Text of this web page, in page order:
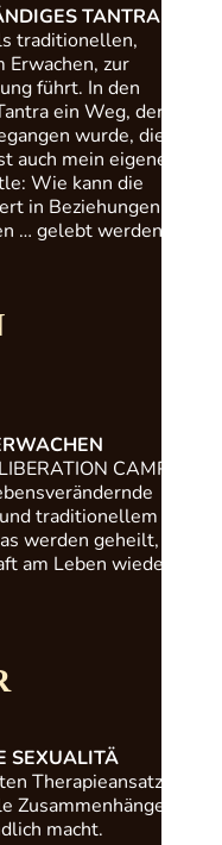
TANTRA
traditionellen,
zur
führt. In den
ein Weg, der
wurde, die
auch mein eigener
Wie kann die
in Beziehungen,
… gelebt werden.
CAMP
traditionellem
werden geheilt,
am Leben wieder
SEXUALITÄ
Therapieansatz
Zusammenhänge
macht.